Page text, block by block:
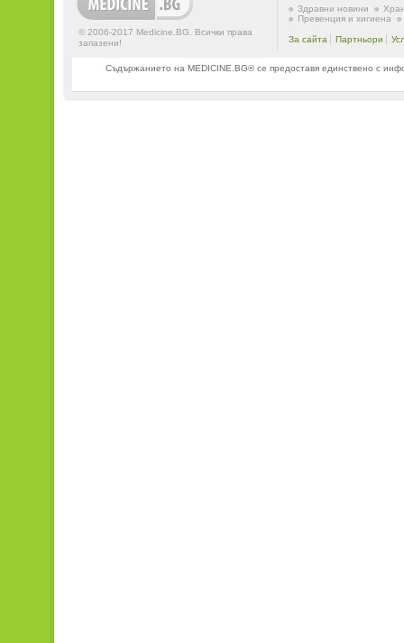
© 2006-2017 Medicine.BG. Всички права
запазени!
Здравни новини
Превенция и хигиена
За сайта Партньори
Съдържанието на MEDICINE.BG® се предоставя единствено с